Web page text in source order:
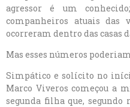
agressor é um
companheiros atuais das
ocorreram dentro das casas
Mas esses números
Simpático e solícito no
Marco Viveros começou a
segunda filha que, segundo